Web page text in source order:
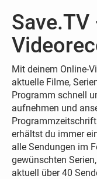
Save.TV
Mit deinem Online-
aktuelle Filme,
Programm schnell
aufnehmen und
erhältst du immer
alle Sendungen im
gewünschten
aktuell über 40